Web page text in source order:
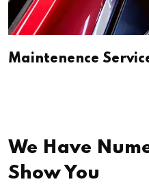
Maintenence
We Have
Show You